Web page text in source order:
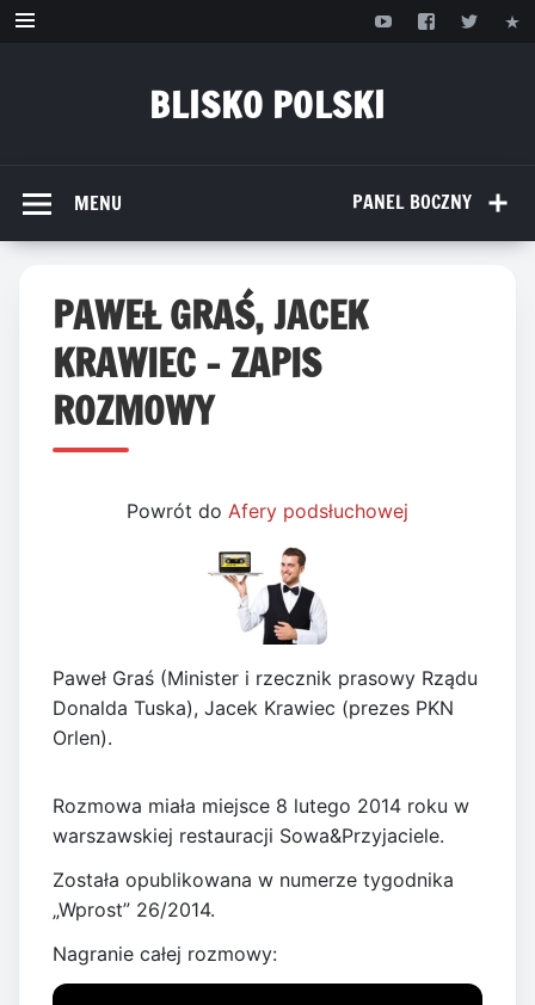
Przejdź
BLISKO POLSKI
PANEL BOCZNY
MENU
PAWEŁ GRAŚ, JACEK
KRAWIEC – ZAPIS
ROZMOWY
Powrót do Afery podsłuchowej
Paweł Graś (Minister i rzecznik prasowy Rządu
Donalda Tuska), Jacek Krawiec (prezes PKN
Orlen).
Rozmowa miała miejsce 8 lutego 2014 roku w
warszawskiej restauracji Sowa&Przyjaciele.
Została opublikowana w numerze tygodnika
„Wprost” 26/2014.
Nagranie całej rozmowy: